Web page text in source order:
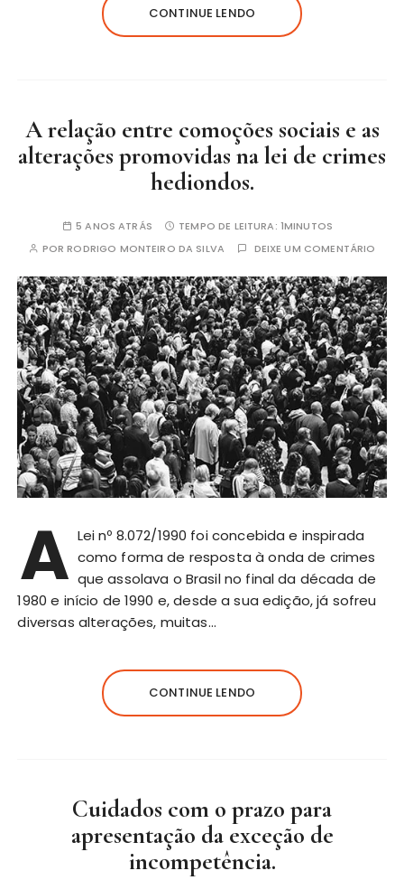
CONTINUE LENDO
A relação entre comoções sociais e as
alterações promovidas na lei de crimes
hediondos.
5 ANOS ATRÁS TEMPO DE LEITURA: 1MINUTOS
PORRODRIGO MONTEIRO DA SILVA DEIXE UM COMENTÁRIO
A Lei nº 8.072/1990 foi concebida e inspirada
como forma de resposta à onda de crimes
que assolava o Brasil no final da década de
1980 e início de 1990 e, desde a sua edição, já sofreu
diversas alterações, muitas…
CONTINUE LENDO
Cuidados com o prazo para
apresentação da exceção de
incompetência.